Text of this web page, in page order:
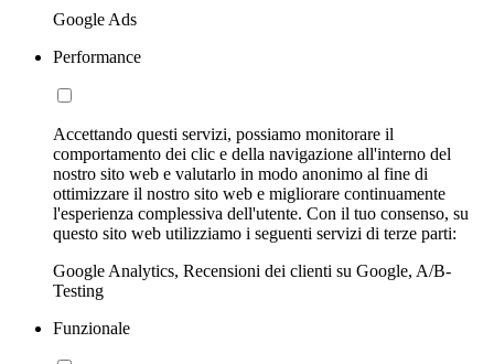
Google Ads
Performance
Accettando questi servizi, possiamo monitorare il
comportamento dei clic e della navigazione all'interno del
nostro sito web e valutarlo in modo anonimo al fine di
ottimizzare il nostro sito web e migliorare continuamente
l'esperienza complessiva dell'utente. Con il tuo consenso, su
questo sito web utilizziamo i seguenti servizi di terze parti:
Google Analytics, Recensioni dei clienti su Google, A/B-
Testing
Funzionale